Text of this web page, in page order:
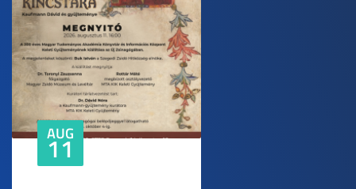
AUG
11